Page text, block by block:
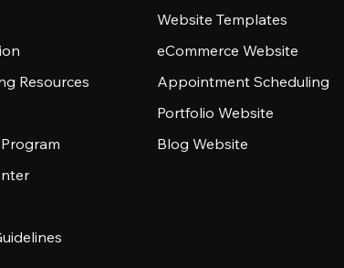
Resources
Website Templates
eCommerce Website
Appointment Scheduling
Portfolio Website
Blog Website